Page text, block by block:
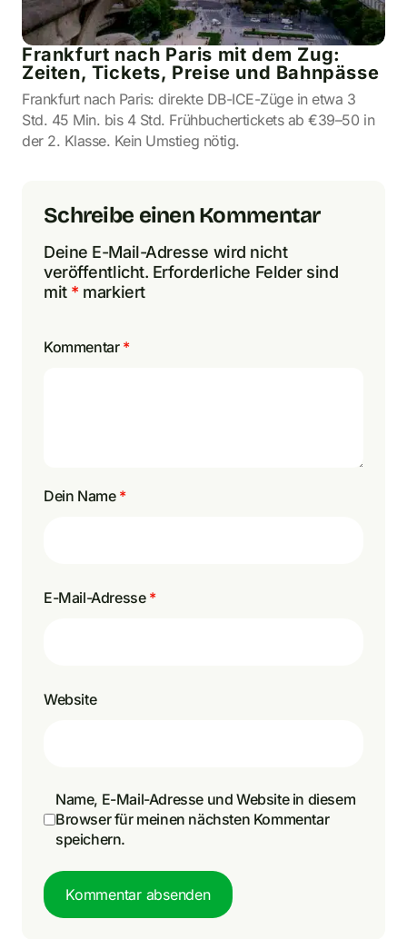
Frankfurt nach Paris mit dem Zug:
Zeiten, Tickets, Preise und Bahnpässe
Frankfurt nach Paris: direkte DB-ICE-Züge in etwa 3
Std. 45 Min. bis 4 Std. Frühbuchertickets ab €39–50 in
der 2. Klasse. Kein Umstieg nötig.
Schreibe einen Kommentar
Deine E-Mail-Adresse wird nicht
veröffentlicht. Erforderliche Felder sind
mit * markiert
Kommentar *
Dein Name *
E-Mail-Adresse *
Website
Name, E-Mail-Adresse und Website in diesem
Browser für meinen nächsten Kommentar
speichern.
Kommentar absenden